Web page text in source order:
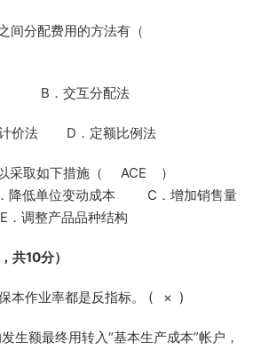
间分配费用的方法有（
B．交互分配法
计价法 D．定额比例法
采取如下措施（ ACE ）
低单位变动成本 C．增加销售量
调整产品品种结构
共10分）
本作业率都是反指标。 ( × )
生额最终用转入“基本生产成本”帐户，